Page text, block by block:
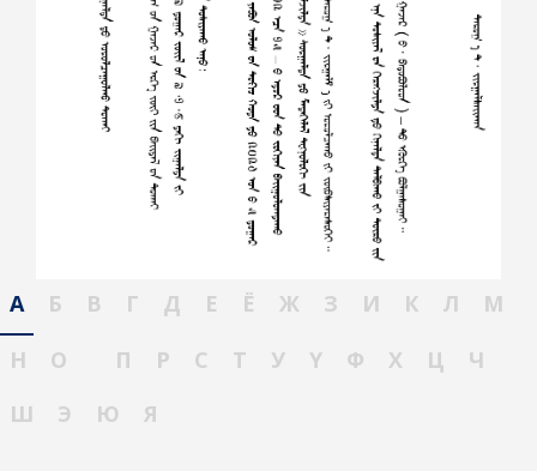
А Б В Г Д Е Ё Ж З И К Л
М
Н
О П Р С Т У Ү Ф Х Ц
Ч
Ш
Э Ю Я